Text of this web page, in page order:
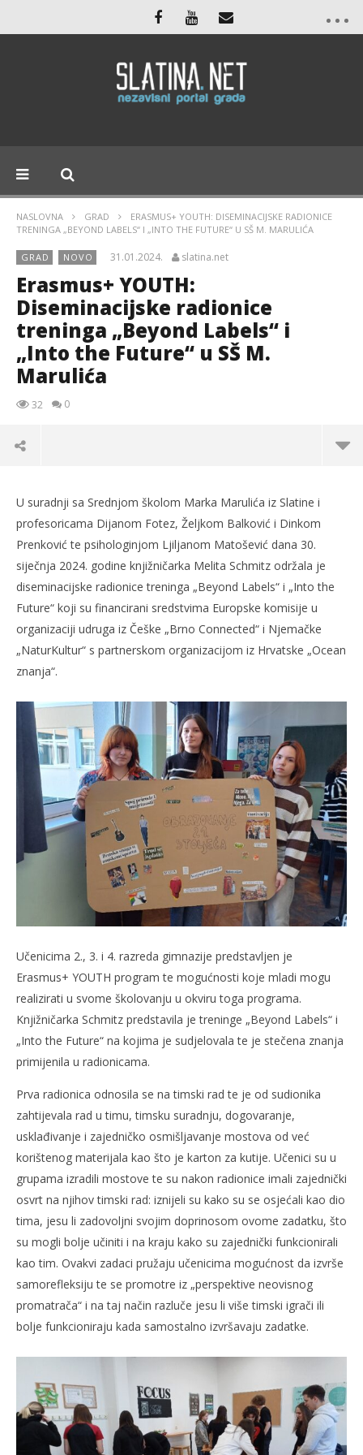
NASLOVNA GRAD
ERASMUS+ YOUTH: DISEMINACIJSKE RADIONICE
TRENINGA „BEYOND LABELS“ I „INTO THE FUTURE“ U SŠ M. MARULIĆA
GRAD NOVO 31.01.2024. slatina.net
Erasmus+ YOUTH:
Diseminacijske radionice
treninga „Beyond Labels“ i
„Into the Future“ u SŠ M.
Marulića
32 0
Erasmus+ YOUTH: Diseminacijske radionice
treninga „Beyond Labels“ i „Into the Future“ u
SŠ M. Marulića
31.01.2024.
slatina.net
U suradnji sa Srednjom školom Marka Marulića iz Slatine i
profesoricama Dijanom Fotez, Željkom Balković i Dinkom
Prenković te psihologinjom Ljiljanom Matošević dana 30.
siječnja 2024. godine knjižničarka Melita Schmitz održala je
diseminacijske radionice treninga „Beyond Labels“ i „Into the
Future“ koji su financirani sredstvima Europske komisije u
organizaciji udruga iz Češke „Brno Connected“ i Njemačke
„NaturKultur“ s partnerskom organizacijom iz Hrvatske „Ocean
znanja“.
Učenicima 2., 3. i 4. razreda gimnazije predstavljen je
Erasmus+ YOUTH program te mogućnosti koje mladi mogu
realizirati u svome školovanju u okviru toga programa.
Knjižničarka Schmitz predstavila je treninge „Beyond Labels“ i
„Into the Future“ na kojima je sudjelovala te je stečena znanja
primijenila u radionicama.
Prva radionica odnosila se na timski rad te je od sudionika
zahtijevala rad u timu, timsku suradnju, dogovaranje,
usklađivanje i zajedničko osmišljavanje mostova od već
korištenog materijala kao što je karton za kutije. Učenici su u
grupama izradili mostove te su nakon radionice imali zajednički
osvrt na njihov timski rad: iznijeli su kako su se osjećali kao dio
tima, jesu li zadovoljni svojim doprinosom ovome zadatku, što
su mogli bolje učiniti i na kraju kako su zajednički funkcionirali
kao tim. Ovakvi zadaci pružaju učenicima mogućnost da izvrše
samorefleksiju te se promotre iz „perspektive neovisnog
promatrača“ i na taj način razluče jesu li više timski igrači ili
bolje funkcioniraju kada samostalno izvršavaju zadatke.